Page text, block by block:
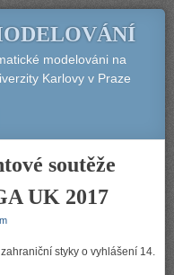
modelováni na
Karlovy v Praze
soutěže
UK 2017
styky o vyhlášení 14.